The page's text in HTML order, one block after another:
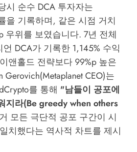
시 순수 DCA 투자자는
을 기록하며, 같은 시점 거치
우위를 보였습니다. 7년 전체
DCA가 기록한 1,145% 수익
앤홀드 전략보다 99%p 높은
Gerovich(Metaplanet CEO)는
를 통해 "남들이 공포에
지라(Be greedy when others
모든 극단적 공포 구간이 시
치했다는 역사적 차트를 제시